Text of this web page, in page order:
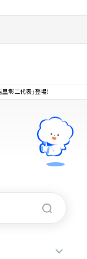
彰二代表」登場！